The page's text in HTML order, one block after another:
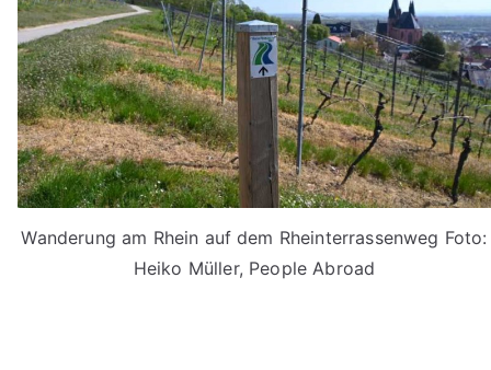
Wanderung am Rhein auf dem Rheinterrassenweg Foto:
Heiko Müller, People Abroad